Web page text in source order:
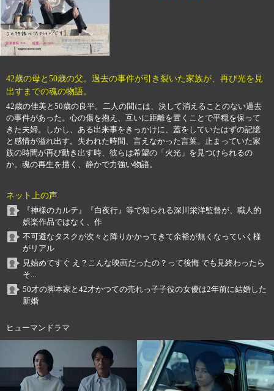
42歳の母と50歳の父。過去の事件が引き裂いた家族が、再び光を見
出すまでの魂の物語。
42歳の佳美と50歳の良平。二人の間には、決して消えることのない過去
の事件があった。心の傷を抱え、互いに距離を置くことで平穏を保って
きた夫婦。しかし、ある出来事をきっかけに、蓋をしていたはずの記憶
と感情が溢れ出す。失われた時間、言えなかった言葉。止まっていた家
族の時間が再び動き出す時、彼らは希望の「火光」を見つけられるの
か。魂の再生を描く、静かで力強い物語。
ネット上の声
『神様のカルテ』『白夜行』等で知られる深川栄洋監督が、職人的
娯楽作品ではなく、作
不可避なタスクが次々と降りかかってきて余裕が無くなっていく様
がリアル
見始めてすぐ え？こんな映画だったの？って後悔 でも見終わったら
そ...
50才の脚本家と42才かつての売れっ子子役の女優は2年前に結婚した
新婚
ヒューマンドラマ